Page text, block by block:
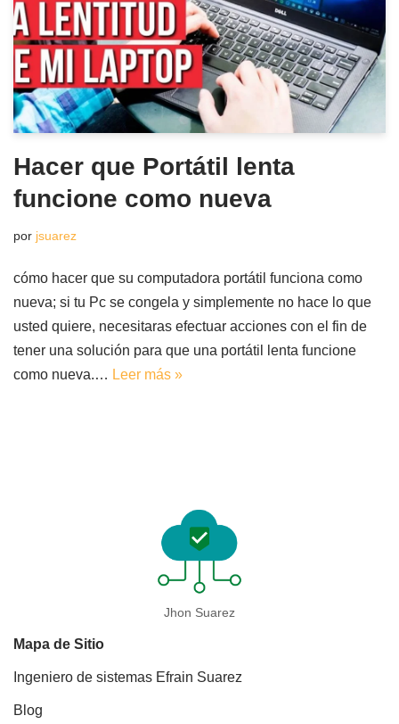
Hacer que Portátil lenta
funcione como nueva
por jsuarez
cómo hacer que su computadora portátil funciona como
nueva; si tu Pc se congela y simplemente no hace lo que
usted quiere, necesitaras efectuar acciones con el fin de
tener una solución para que una portátil lenta funcione
como nueva.… Leer más »
Jhon Suarez
Mapa de Sitio
Ingeniero de sistemas Efrain Suarez
Blog